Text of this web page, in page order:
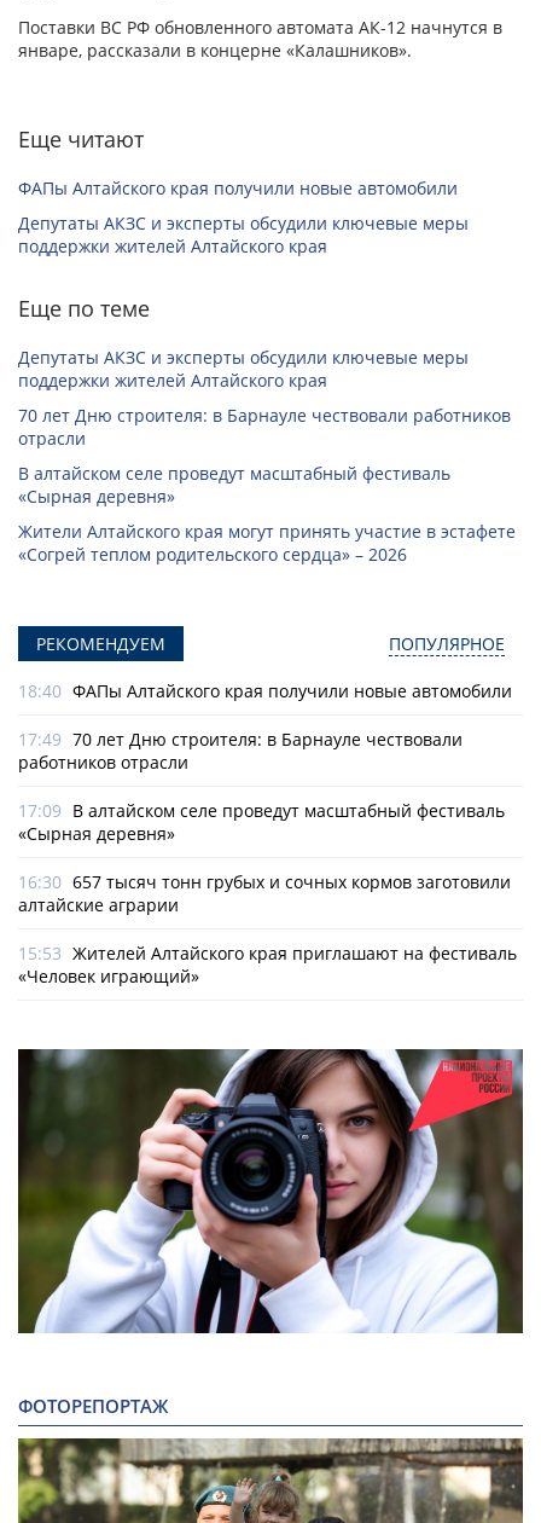
Поставки ВС РФ обновленного автомата АК-12 начнутся в
январе, рассказали в концерне «Калашников».
Еще читают
ФАПы Алтайского края получили новые автомобили
Депутаты АКЗС и эксперты обсудили ключевые меры
поддержки жителей Алтайского края
Еще по теме
Депутаты АКЗС и эксперты обсудили ключевые меры
поддержки жителей Алтайского края
70 лет Дню строителя: в Барнауле чествовали работников
отрасли
В алтайском селе проведут масштабный фестиваль
«Сырная деревня»
Жители Алтайского края могут принять участие в эстафете
«Согрей теплом родительского сердца» – 2026
РЕКОМЕНДУЕМ ПОПУЛЯРНОЕ
18:40 ФАПы Алтайского края получили новые автомобили
17:49 70 лет Дню строителя: в Барнауле чествовали
работников отрасли
17:09 В алтайском селе проведут масштабный фестиваль
«Сырная деревня»
16:30 657 тысяч тонн грубых и сочных кормов заготовили
алтайские аграрии
15:53 Жителей Алтайского края приглашают на фестиваль
«Человек играющий»
ФОТОРЕПОРТАЖ